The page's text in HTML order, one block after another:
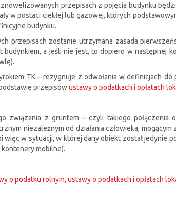
przepisach z pojęcia budynku
w postaci ciekłej lub gazowej, których
budynku.
przepisach zostanie utrzymana zasada
a jeśli nie jest, to dopiero w następnej
TK – rezygnuje z odwołania w definicjach
przepisówustawy o podatkach i opłatach
związania z gruntem – czyli takiego
niezależnym od działania człowieka,
więc w sytuacji, w której dany obiekt został
mobilne).
o podatku rolnym, ustawy o podatkach i opłatach